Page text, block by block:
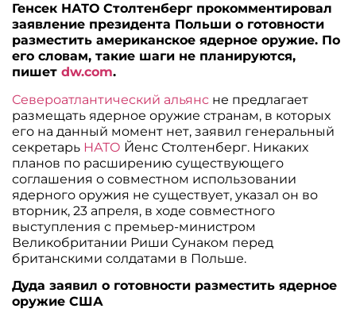
Генсек НАТО Столтенберг прокомментировал
заявление президента Польши о готовности
разместить американское ядерное оружие. По
его словам, такие шаги не планируются,
пишетdw.com.
Североатлантический альянс не предлагает
размещать ядерное оружие странам, в которых
его на данный момент нет, заявил генеральный
секретарь НАТО Йенс Столтенберг. Никаких
планов по расширению существующего
соглашения о совместном использовании
ядерного оружия не существует, указал он во
вторник, 23 апреля, в ходе совместного
выступления с премьер-министром
Великобритании Риши Сунаком перед
британскими солдатами в Польше.
Дуда заявил о готовности разместить ядерное
оружие США